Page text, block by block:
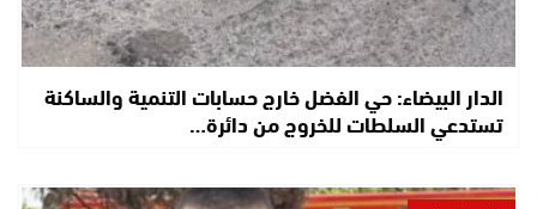
الدار البيضاء: حي الفضل خارج حسابات التنمية والساكنة
تستدعي السلطات للخروج من دائرة…